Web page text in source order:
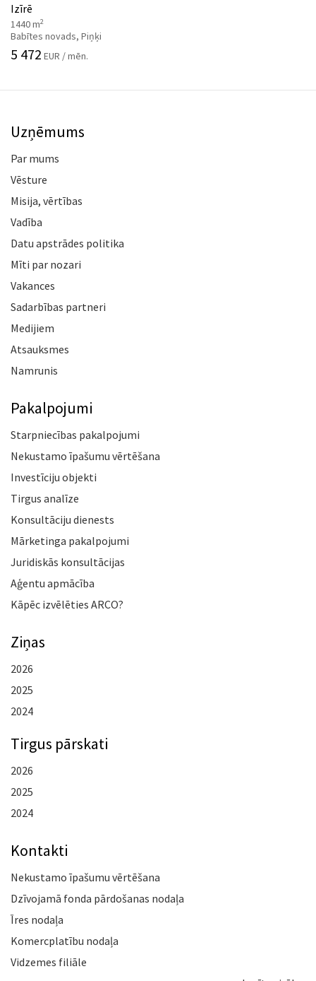
Izīrē
1440 m2
Babītes novads, Piņķi
5 472 EUR / mēn.
Uzņēmums
Par mums
Vēsture
Misija, vērtības
Vadība
Datu apstrādes politika
Mīti par nozari
Vakances
Sadarbības partneri
Medijiem
Atsauksmes
Namrunis
Pakalpojumi
Starpniecības pakalpojumi
Nekustamo īpašumu vērtēšana
Investīciju objekti
Tirgus analīze
Konsultāciju dienests
Mārketinga pakalpojumi
Juridiskās konsultācijas
Aģentu apmācība
Kāpēc izvēlēties ARCO?
Ziņas
2026
2025
2024
Tirgus pārskati
2026
2025
2024
Kontakti
Nekustamo īpašumu vērtēšana
Dzīvojamā fonda pārdošanas nodaļa
Īres nodaļa
Komercplatību nodaļa
Vidzemes filiāle